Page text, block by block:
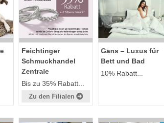
Feichtinger
Schmuckhandel
Zentrale
Bis zu 35% Rabatt...
Zu den Filialen
Gans – Luxus für
Bett und Bad
10% Rabatt...